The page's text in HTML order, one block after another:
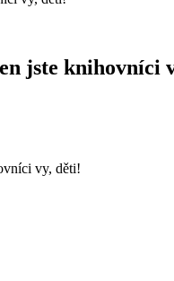
jste knihovníci